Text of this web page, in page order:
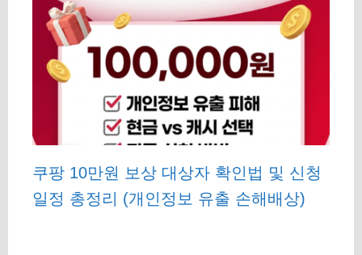
쿠팡 10만원 보상 대상자 확인법 및 신청
일정 총정리 (개인정보 유출 손해배상)